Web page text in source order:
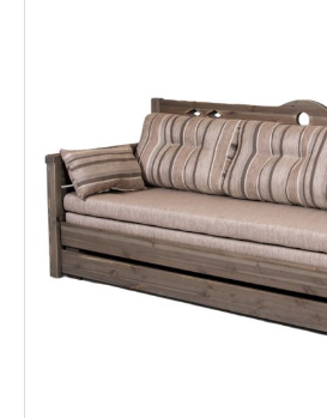
Makuuhuone
Pöydät ja tuolit
Säilytys
Työpöydät ja työtuolit